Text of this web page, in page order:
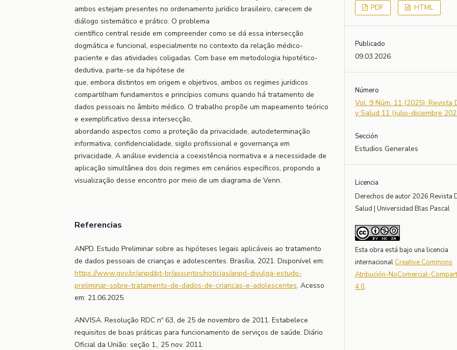
ambos estejam presentes no ordenamento jurídico brasileiro, carecem de
diálogo sistemático e prático. O problema
científico central reside em compreender como se dá essa intersecção
dogmática e funcional, especialmente no contexto da relação médico-
paciente e das atividades coligadas. Com base em metodologia hipotético-
dedutiva, parte-se da hipótese de
que, embora distintos em origem e objetivos, ambos os regimes jurídicos
compartilham fundamentos e princípios comuns quando há tratamento de
dados pessoais no âmbito médico. O trabalho propõe um mapeamento teórico
e exemplificativo dessa intersecção,
abordando aspectos como a proteção da privacidade, autodeterminação
informativa, confidencialidade, sigilo profissional e governança em
privacidade. A análise evidencia a coexistência normativa e a necessidade de
aplicação simultânea dos dois regimes em cenários específicos, propondo a
visualização desse encontro por meio de um diagrama de Venn.
Referencias
ANPD. Estudo Preliminar sobre as hipóteses legais aplicáveis ao tratamento
de dados pessoais de crianças e adolescentes. Brasília, 2021. Disponível em:
https://www.gov.br/anpd/pt-br/assuntos/noticias/anpd-divulga-estudo-
preliminar-sobre-tratamento-de-dados-de-criancas-e-adolescentes. Acesso
em: 21.06.2025.
ANVISA. Resolução RDC nº 63, de 25 de novembro de 2011. Estabelece
requisitos de boas práticas para funcionamento de serviços de saúde. Diário
Oficial da União: seção 1,, 25 nov. 2011.
PDF HTML
Publicado
09.03.2026
Número
Vol. 9 Núm. 11 (2025): Revista
y Salud 11 (julio-diciembre
Sección
Estudios Generales
Licencia
Derechos de autor 2026 Revista
Salud | Universidad Blas Pascal
Esta obra está bajo una licencia
internacional Creative Commons
Atribución-NoComercial-
4.0.